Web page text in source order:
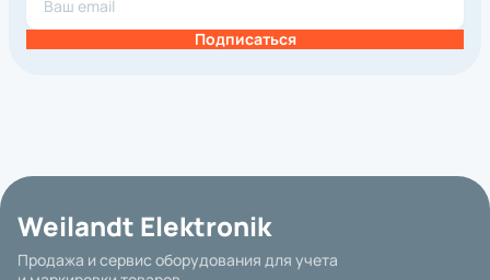
Подписаться
Weilandt Elektronik
Продажа и сервис оборудования для учета